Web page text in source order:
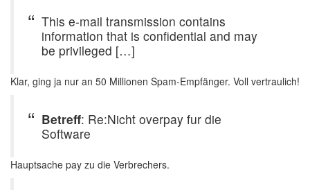
This e-mail transmission contains
information that is confidential and may
be privileged […]
Klar, ging ja nur an 50 Millionen Spam-Empfänger. Voll vertraulich!
Betreff: Re:Nicht overpay fur die
Software
Hauptsache pay zu die Verbrechers.